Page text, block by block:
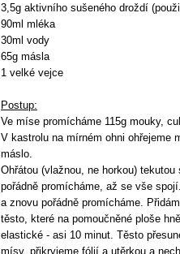
3,5g aktivního sušeného droždí
90ml mléka
30ml vody
65g másla
1 velké vejce
Postup:
Ve míse promícháme 115g mouky,
V kastrolu na mírném ohni ohřejeme
máslo.
Ohřátou (vlažnou, ne horkou)
pořádně promícháme, až se vše
a znovu pořádně promícháme.
těsto, které na pomoučněné ploše
elastické - asi 10 minut. Těsto
mísy, přikryjeme fólií a utěrkou a